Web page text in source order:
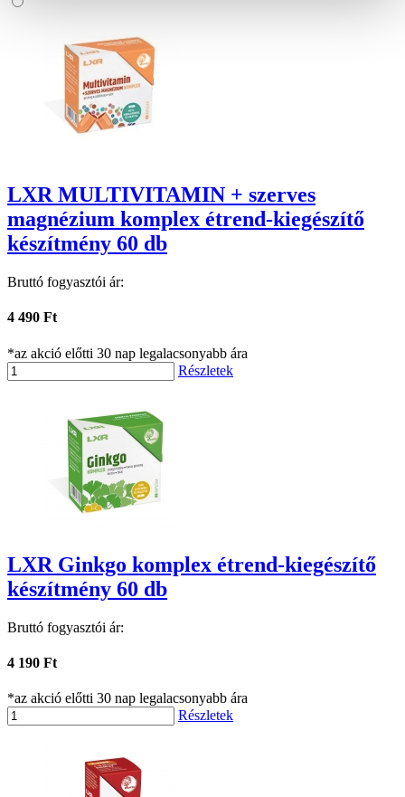
LXR MULTIVITAMIN + szerves
magnézium komplex étrend-kiegészítő
készítmény 60 db
Bruttó fogyasztói ár:
4 490 Ft
*az akció előtti 30 nap legalacsonyabb ára
Részletek
LXR Ginkgo komplex étrend-kiegészítő
készítmény 60 db
Bruttó fogyasztói ár:
4 190 Ft
*az akció előtti 30 nap legalacsonyabb ára
Részletek